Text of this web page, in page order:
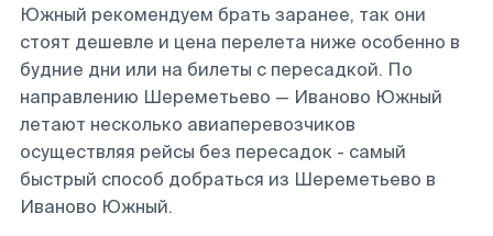
Южный рекомендуем брать заранее, так они
стоят дешевле и цена перелета ниже особенно в
будние дни или на билеты с пересадкой. По
направлению Шереметьево — Иваново Южный
летают несколько авиаперевозчиков
осуществляя рейсы без пересадок - самый
быстрый способ добраться из Шереметьево в
Иваново Южный.